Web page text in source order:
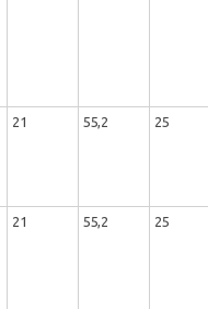
21 55,2 25
21 55,2 25